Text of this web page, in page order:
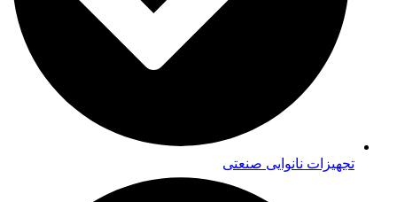
تجهیزات نانوایی صنعتی